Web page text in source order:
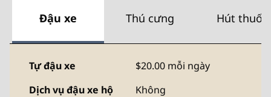
Đậu xe Thú cưng Hút thuốc
Tự đậu xe
$20.00 mỗi ngày
Dịch vụ đậu xe hộ
Không